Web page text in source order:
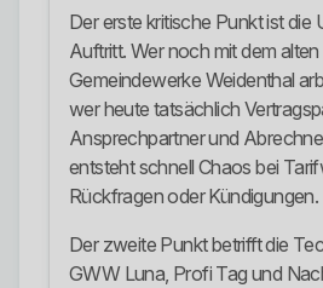
Der erste kritische Punkt ist die
Auftritt. Wer noch mit dem
Gemeindewerke Weidenthal
wer heute tatsächlich
Ansprechpartner und
entsteht schnell Chaos bei
Rückfragen oder Kündigungen.
Der zweite Punkt betrifft die
GWW Luna, Profi Tag und